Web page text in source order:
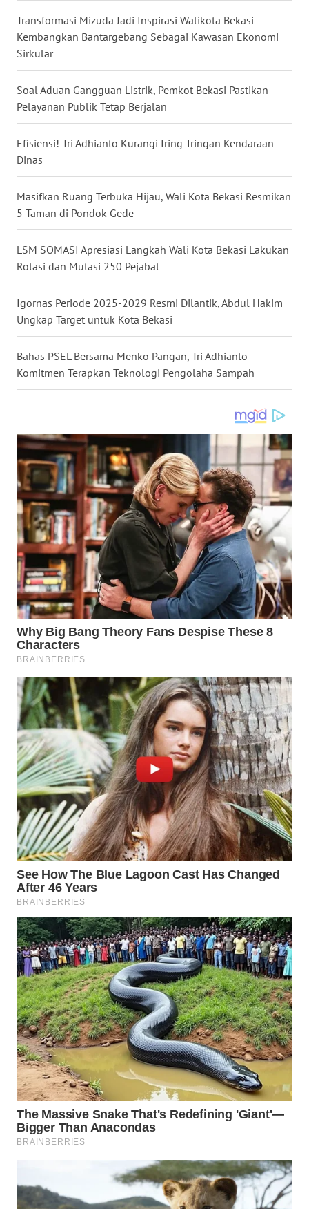
Transformasi Mizuda Jadi Inspirasi Walikota Bekasi
Kembangkan Bantargebang Sebagai Kawasan Ekonomi
Sirkular
Soal Aduan Gangguan Listrik, Pemkot Bekasi Pastikan
Pelayanan Publik Tetap Berjalan
Efisiensi! Tri Adhianto Kurangi Iring-Iringan Kendaraan
Dinas
Masifkan Ruang Terbuka Hijau, Wali Kota Bekasi Resmikan
5 Taman di Pondok Gede
LSM SOMASI Apresiasi Langkah Wali Kota Bekasi Lakukan
Rotasi dan Mutasi 250 Pejabat
Igornas Periode 2025-2029 Resmi Dilantik, Abdul Hakim
Ungkap Target untuk Kota Bekasi
Bahas PSEL Bersama Menko Pangan, Tri Adhianto
Komitmen Terapkan Teknologi Pengolaha Sampah
MALUKU
MALUT
DAIRI
DANAU
TOBA
WN
NIAS
WN
LANGKAT
WN
SELATAN
TANJUNG
LESUNG
WN
KARO
WN
SIMALUNGUN
WN
LABUHANBATU
WN
TAPANULI
TENGAH
WN DELI
SERDANG
WN
TEBING
TINGGI
WN
PAKPAK
WN
KARAWANG
WN
BEKASI
WN
BOGOR
WN
DEPOK
WN
TAPANULI
UTARA
WN
WN
PADANG